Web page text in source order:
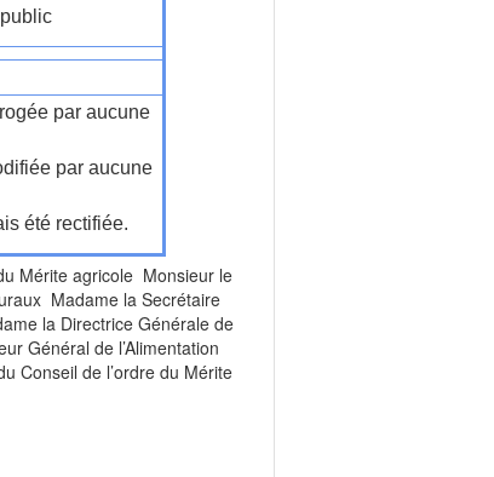
par aucune
par aucune
été rectifiée.
Mérite agricole Monsieur le
Madame la Secrétaire
la Directrice Générale de
Général de l’Alimentation
Conseil de l’ordre du Mérite